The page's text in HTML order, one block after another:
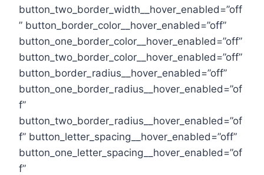
button_two_border_width__hover_enabled=”off
” button_border_color__hover_enabled=”off”
button_one_border_color__hover_enabled=”off”
button_two_border_color__hover_enabled=”off”
button_border_radius__hover_enabled=”off”
button_one_border_radius__hover_enabled=”of
f”
button_two_border_radius__hover_enabled=”of
f” button_letter_spacing__hover_enabled=”off”
button_one_letter_spacing__hover_enabled=”of
f”